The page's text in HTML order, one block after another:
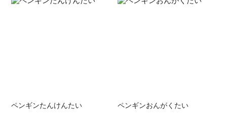
ペンギンたんけんたい ペンギンおんがくたい